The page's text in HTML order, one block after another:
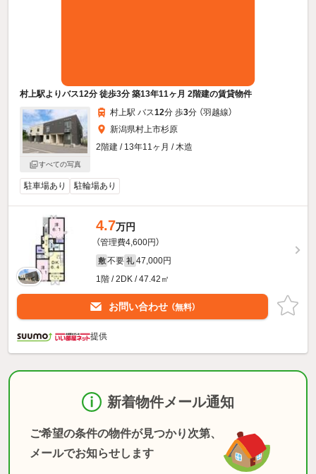
村上駅よりバス12分 徒歩3分 築13年11ヶ月 2階建の賃貸物件
すべての写真
村上駅 バス12分 歩3分 （羽越線）
新潟県村上市杉原
2階建 / 13年11ヶ月 / 木造
駐車場あり 駐輪場あり
4.7万円
（管理費4,600円）
敷 不要 礼 47,000円
1階 / 2DK / 47.42㎡
お問い合わせ （無料）
提供
新着物件メール通知
ご希望の条件の物件が見つかり次第、
メールでお知らせします